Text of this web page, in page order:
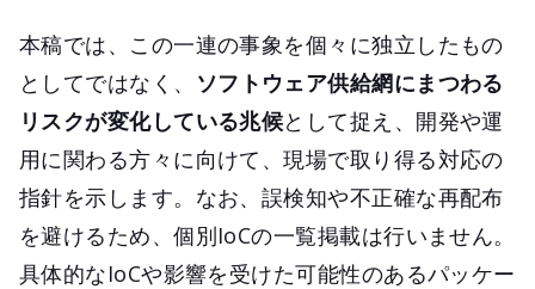
本稿では、この一連の事象を個々に独立したもの
としてではなく、 ソフトウェア供給網にまつわる
リスクが変化している兆候として捉え、開発や運
用に関わる方々に向けて、現場で取り得る対応の
指針を示します。なお、誤検知や不正確な再配布
を避けるため、個別IoCの一覧掲載は行いません。
具体的なIoCや影響を受けた可能性のあるパッケー